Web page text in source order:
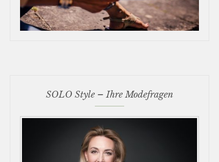
SOLO Style – Ihre Modefragen